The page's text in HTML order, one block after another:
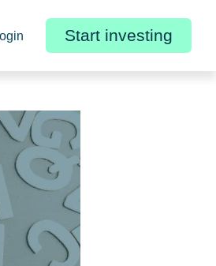
Start investing